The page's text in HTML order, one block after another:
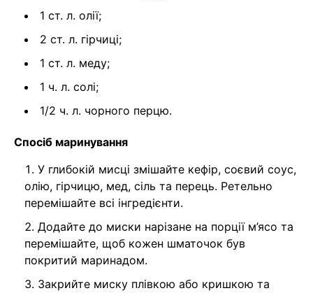
1 ст. л. олії;
2 ст. л. гірчиці;
1 ст. л. меду;
1 ч. л. солі;
1/2 ч. л. чорного перцю.
Спосіб маринування
У глибокій мисці змішайте кефір, соєвий соус,
олію, гірчицю, мед, сіль та перець. Ретельно
перемішайте всі інгредієнти.
Додайте до миски нарізане на порції м’ясо та
перемішайте, щоб кожен шматочок був
покритий маринадом.
Закрийте миску плівкою або кришкою та